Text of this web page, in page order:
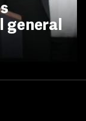
general